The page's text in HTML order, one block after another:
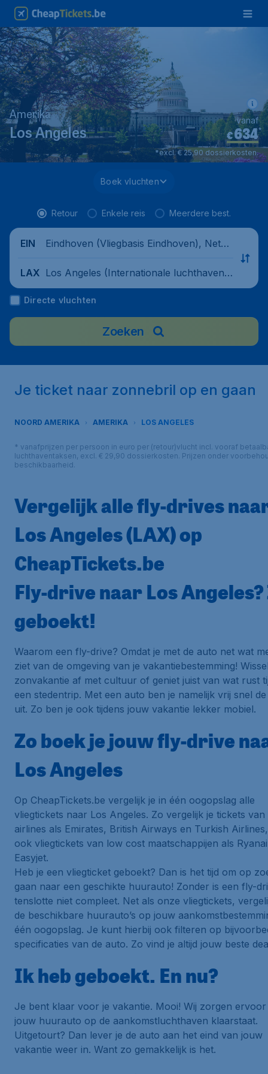
Amerika
Los Angeles €634*
vanaf
*excl. € 25,90 dossierkosten.
Boek vluchten
Retour Enkele reis Meerdere best.
EIN
Eindhoven (Vliegbasis Eindhoven), Nethe
LAX Los Angeles (Internationale luchthaven v
an Los Angeles), United States
Directe vluchten
Zoeken
Je ticket naar zonnebril op en gaan
NOORD AMERIKA AMERIKA LOS ANGELES
* vanafprijzen per persoon in euro per (retour)vlucht incl. vooraf
luchthaventaksen, excl. € 29,90 dossierkosten. Prijzen onder
beschikbaarheid.
Vergelijk alle fly-drives
Los Angeles (LAX) op
CheapTickets.be
Fly-drive naar Los Angeles?
geboekt!
Waarom een fly-drive? Omdat je met de auto net wat
ziet van de omgeving van je vakantiebestemming!
zonvakantie af met cultuur of geniet juist van wat rust
een stedentrip. Met een auto ben je namelijk vrij snel
uit. Zo ben je ook tijdens jouw vakantie lekker mobiel.
Zo boek je jouw fly-drive
Los Angeles
Op CheapTickets.be vergelijk je in één oogopslag alle
vliegtickets naar Los Angeles. Zo vergelijk je tickets van
airlines als Emirates, British Airways en Turkish
ook vliegtickets van low cost maatschappijen als
Easyjet.
Heb je een vliegticket geboekt? Dan is het tijd om op
gaan naar een geschikte huurauto! Zonder is een fly-
tenslotte niet compleet. Net als onze vliegtickets,
de beschikbare huurauto’s op jouw
één oogopslag. Je kunt hierbij ook filteren op
specificaties van de auto. Zo vind je altijd jouw beste
Ik heb geboekt. En nu?
Je bent klaar voor je vakantie. Mooi! Wij zorgen ervoor
jouw huurauto op de aankomstluchthaven klaarstaat.
Uitgetourt? Dan lever je de auto aan het eind van jouw
vakantie weer in. Want zo gemakkelijk is het.